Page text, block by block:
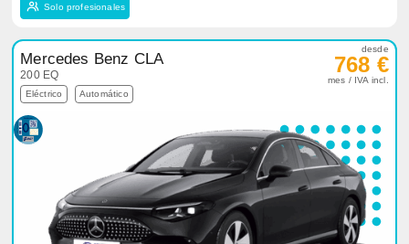
Solo profesionales
Mercedes Benz CLA
200 EQ
Eléctrico Automático
desde
768 €
mes / IVA incl.